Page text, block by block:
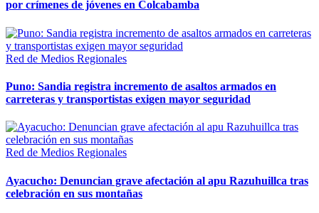
por crímenes de jóvenes en Colcabamba
Red de Medios Regionales
Puno: Sandia registra incremento de asaltos armados en
carreteras y transportistas exigen mayor seguridad
Red de Medios Regionales
Ayacucho: Denuncian grave afectación al apu Razuhuillca tras
celebración en sus montañas